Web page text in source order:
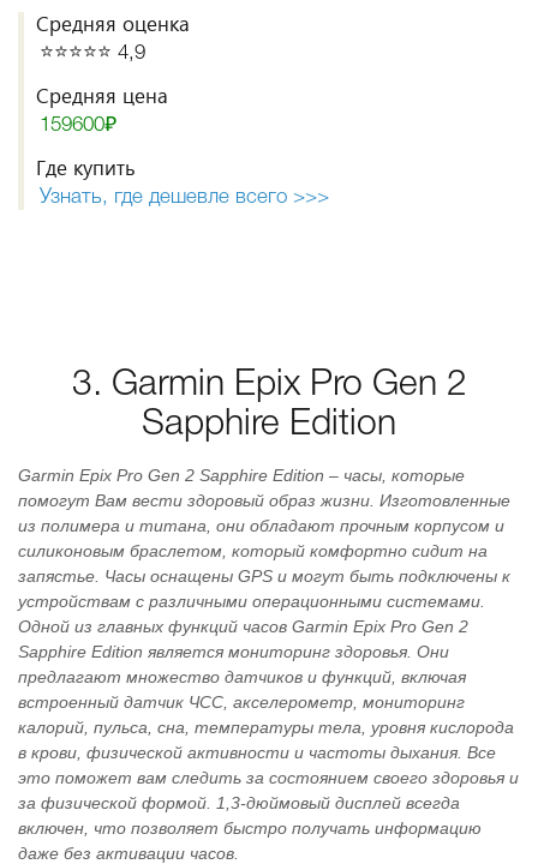
Средняя оценка
⭐️⭐️⭐️⭐️⭐️ 4,9
Средняя цена
159600₽
Где купить
Узнать, где дешевле всего >>>
3. Garmin Epix Pro Gen 2
Sapphire Edition
Garmin Epix Pro Gen 2 Sapphire Edition – часы, которые
помогут Вам вести здоровый образ жизни. Изготовленные
из полимера и титана, они обладают прочным корпусом и
силиконовым браслетом, который комфортно сидит на
запястье. Часы оснащены GPS и могут быть подключены к
устройствам с различными операционными системами.
Одной из главных функций часов Garmin Epix Pro Gen 2
Sapphire Edition является мониторинг здоровья. Они
предлагают множество датчиков и функций, включая
встроенный датчик ЧСС, акселерометр, мониторинг
калорий, пульса, сна, температуры тела, уровня кислорода
в крови, физической активности и частоты дыхания. Все
это поможет вам следить за состоянием своего здоровья и
за физической формой. 1,3-дюймовый дисплей всегда
включен, что позволяет быстро получать информацию
даже без активации часов.